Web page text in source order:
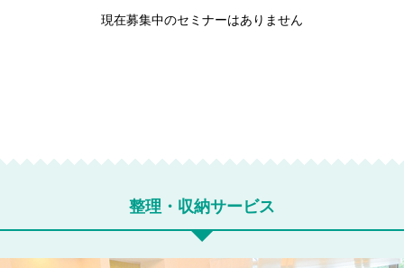
現在募集中のセミナーはありません
整理・収納サービス